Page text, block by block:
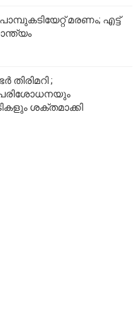
മരണം; എട്ട്
തിരിമറി ;
ശക്തമാക്കി